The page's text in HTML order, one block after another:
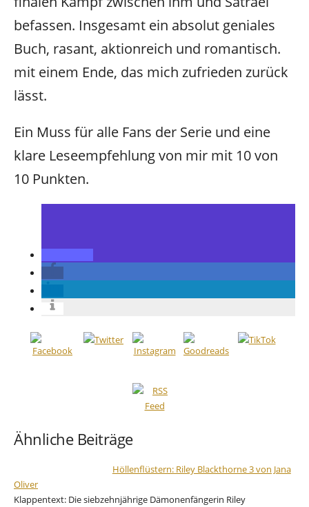
befassen. Insgesamt ein absolut geniales
Buch, rasant, aktionreich und romantisch.
mit einem Ende, das mich zufrieden zurück
lässt.
Ein Muss für alle Fans der Serie und eine
klare Leseempfehlung von mir mit 10 von
10 Punkten.
Ähnliche Beiträge
Höllenflüstern: Riley Blackthorne 3 von Jana
Oliver
Klappentext: Die siebzehnjährige Dämonenfängerin Riley